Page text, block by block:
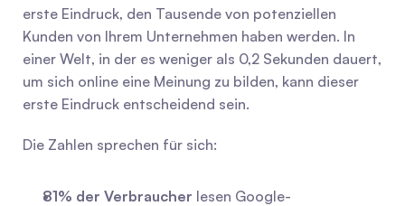
erste Eindruck, den Tausende von potenziellen
Kunden von Ihrem Unternehmen haben werden. In
einer Welt, in der es weniger als 0,2 Sekunden dauert,
um sich online eine Meinung zu bilden, kann dieser
erste Eindruck entscheidend sein.
Die Zahlen sprechen für sich:
81% der Verbraucher lesen Google-